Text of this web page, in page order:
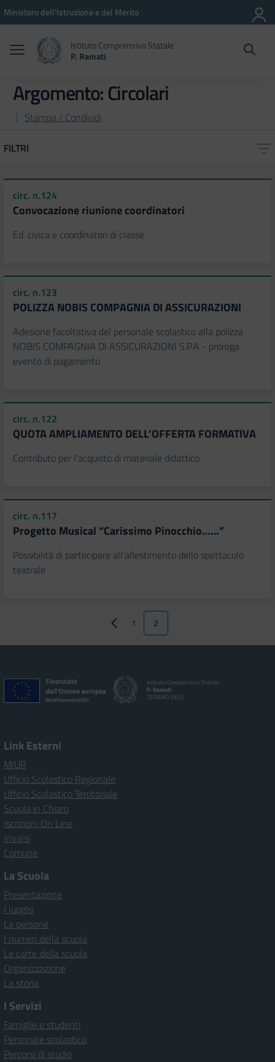
Vai ai contenuti
Vai al menu di navigazione
Vai al footer
Ministero dell'Istruzione e del Merito
Istituto Comprensivo Statale
P. Ramati
Argomento: Circolari
Stampa / Condividi
FILTRI
circ. n.124
Convocazione riunione coordinatori
Ed. civica e coordinatori di classe
circ. n.123
POLIZZA NOBIS COMPAGNIA DI ASSICURAZIONI
Adesione facoltativa del personale scolastico alla polizza
NOBIS COMPAGNIA DI ASSICURAZIONI S.P.A - proroga
evento di pagamento
circ. n.122
QUOTA AMPLIAMENTO DELL’OFFERTA FORMATIVA
Contributo per l'acquisto di materiale didattico
circ. n.117
Progetto Musical “Carissimo Pinocchio……”
Possibilità di partecipare all’allestimento dello spettacolo
teatrale
Pagina precedente
1 2
Istituto Comprensivo Statale
P. Ramati
CERANO [NO]
Link Esterni
MIUR
Ufficio Scolastico Regionale
Ufficio Scolastico Territoriale
Scuola in Chiaro
Iscrizioni On Line
Invalsi
Comune
La Scuola
Presentazione
I luoghi
Le persone
I numeri della scuola
Le carte della scuola
Organizzazione
La storia
I Servizi
Famiglie e studenti
Personale scolastico
Percorsi di studio